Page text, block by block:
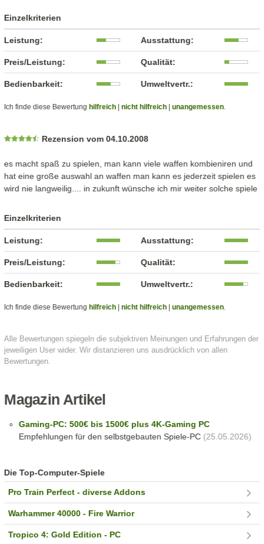
Einzelkriterien
Leistung: Ausstattung:
Preis/Leistung: Qualität:
Bedienbarkeit: Umweltvertr.:
Ich finde diese Bewertung hilfreich |nicht hilfreich |unangemessen.
Rezension vom 04.10.2008
es macht spaß zu spielen, man kann viele waffen kombieniren und
hat eine große auswahl an waffen man kann es jederzeit spielen es
wird nie langweilig.... in zukunft wünsche ich mir weiter solche spiele
Einzelkriterien
Leistung: Ausstattung:
Preis/Leistung: Qualität:
Bedienbarkeit: Umweltvertr.:
Ich finde diese Bewertung hilfreich |nicht hilfreich |unangemessen.
Alle Bewertungen spiegeln die subjektiven Meinungen und Erfahrungen der
jeweiligen User wider. Wir distanzieren uns ausdrücklich von allen
Bewertungen.
Magazin Artikel
Gaming-PC: 500€ bis 1500€ plus 4K-Gaming PC
Empfehlungen für den selbstgebauten Spiele-PC(25.05.2026)
Die Top-Computer-Spiele
Pro Train Perfect - diverse Addons
Warhammer 40000 - Fire Warrior
Tropico 4: Gold Edition - PC